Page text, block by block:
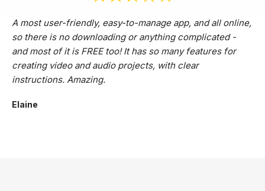
A most user-friendly, easy-to-manage app, and all online,
so there is no downloading or anything complicated -
and most of it is FREE too! It has so many features for
creating video and audio projects, with clear
instructions. Amazing.
Elaine